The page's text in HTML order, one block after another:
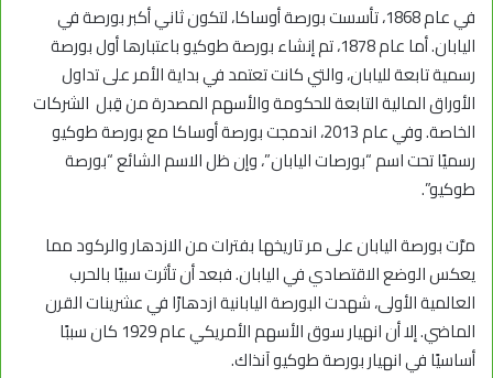
في عام 1868، تأسست بورصة أوساكا، لتكون ثاني أكبر بورصة في
اليابان. أما عام 1878، تم إنشاء بورصة طوكيو باعتبارها أول بورصة
رسمية تابعة لليابان، والتي كانت تعتمد في بداية الأمر على تداول
الأوراق المالية التابعة للحكومة والأسهم المصدرة من قِبل الشركات
الخاصة. وفي عام 2013، اندمجت بورصة أوساكا مع بورصة طوكيو
رسميًا تحت اسم “بورصات اليابان”، وإن ظل الاسم الشائع “بورصة
طوكيو”.
مرَّت بورصة اليابان على مر تاريخها بفترات من الازدهار والركود مما
يعكس الوضع الاقتصادي في اليابان. فبعد أن تأثرت سبيًا بالحرب
العالمية الأولى، شهدت البورصة اليابانية ازدهارًا في عشرينات القرن
الماضي. إلا أن انهيار سوق الأسهم الأمريكي عام 1929 كان سببًا
أساسيًا في انهيار بورصة طوكيو آنذاك.